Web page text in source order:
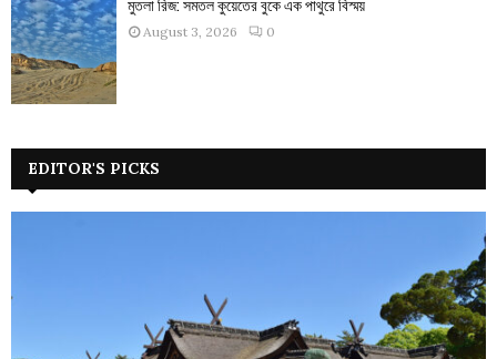
মুতলা রিজ: সমতল কুয়েতের বুকে এক পাথুরে বিস্ময়
August 3, 2026 0
EDITOR'S PICKS